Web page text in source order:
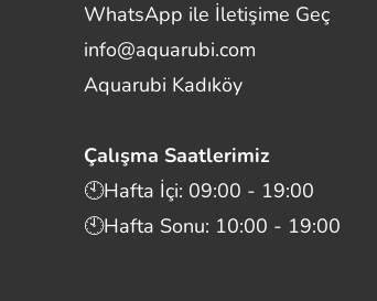
WhatsApp ile İletişime Geç
info@aquarubi.com
Aquarubi Kadıköy
Çalışma Saatlerimiz
🕙Hafta İçi: 09:00 - 19:00
🕙Hafta Sonu: 10:00 - 19:00
Merhaba! Size nasıl yardımcı
olabilirim?
İletişim
Bilgi